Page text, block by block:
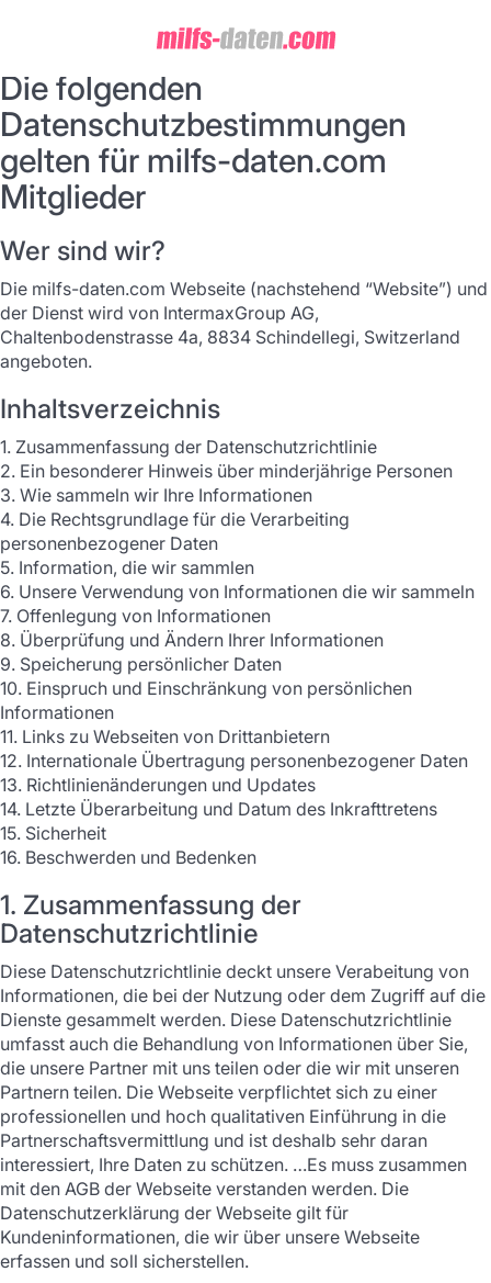
Die folgenden
Datenschutzbestimmungen
gelten für milfs-daten.com
Mitglieder
Wer sind wir?
Die milfs-daten.com Webseite (nachstehend “Website”) und
der Dienst wird von IntermaxGroup AG,
Chaltenbodenstrasse 4a, 8834 Schindellegi, Switzerland
angeboten.
Inhaltsverzeichnis
1. Zusammenfassung der Datenschutzrichtlinie
2. Ein besonderer Hinweis über minderjährige Personen
3. Wie sammeln wir Ihre Informationen
4. Die Rechtsgrundlage für die Verarbeiting
personenbezogener Daten
5. Information, die wir sammlen
6. Unsere Verwendung von Informationen die wir sammeln
7. Offenlegung von Informationen
8. Überprüfung und Ändern Ihrer Informationen
9. Speicherung persönlicher Daten
10. Einspruch und Einschränkung von persönlichen
Informationen
11. Links zu Webseiten von Drittanbietern
12. Internationale Übertragung personenbezogener Daten
13. Richtlinienänderungen und Updates
14. Letzte Überarbeitung und Datum des Inkrafttretens
15. Sicherheit
16. Beschwerden und Bedenken
1. Zusammenfassung der
Datenschutzrichtlinie
Diese Datenschutzrichtlinie deckt unsere Verabeitung von
Informationen, die bei der Nutzung oder dem Zugriff auf die
Dienste gesammelt werden. Diese Datenschutzrichtlinie
umfasst auch die Behandlung von Informationen über Sie,
die unsere Partner mit uns teilen oder die wir mit unseren
Partnern teilen. Die Webseite verpflichtet sich zu einer
professionellen und hoch qualitativen Einführung in die
Partnerschaftsvermittlung und ist deshalb sehr daran
interessiert, Ihre Daten zu schützen. …Es muss zusammen
mit den AGB der Webseite verstanden werden. Die
Datenschutzerklärung der Webseite gilt für
Kundeninformationen, die wir über unsere Webseite
erfassen und soll sicherstellen.